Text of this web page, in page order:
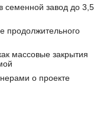
семенной завод до 3,5
продолжительного
массовые закрытия
о проекте